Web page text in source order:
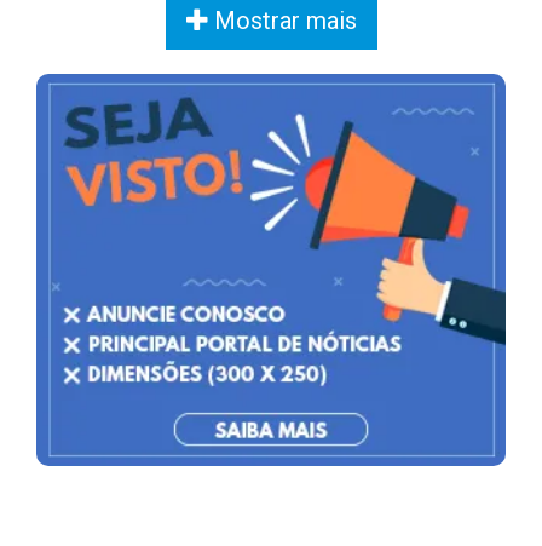
Mostrar mais